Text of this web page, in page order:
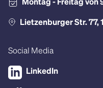
Montag - Freitag von
Lietzenburger Str. 77,
Social Media
LinkedIn